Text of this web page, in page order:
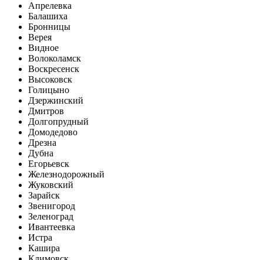
Апрелевка
Балашиха
Бронницы
Верея
Видное
Волоколамск
Воскресенск
Высоковск
Голицыно
Дзержинский
Дмитров
Долгопрудный
Домодедово
Дрезна
Дубна
Егорьевск
Железнодорожный
Жуковский
Зарайск
Звенигород
Зеленоград
Ивантеевка
Истра
Кашира